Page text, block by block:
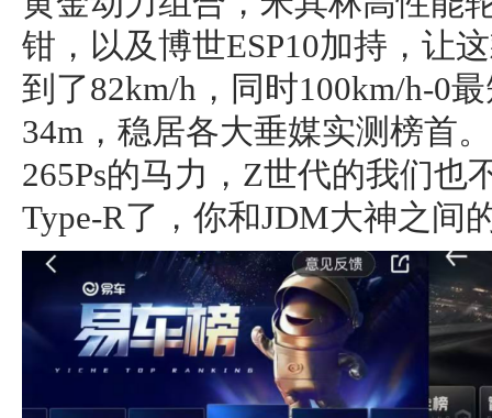
钳，以及博世ESP10加持，让
到了82km/h，同时100km/h-0
34m，稳居各大垂媒实测榜首
265Ps的马力，Z世代的我们也
Type-R了，你和JDM大神之间